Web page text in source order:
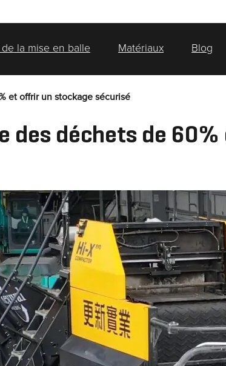
la mise en balle Matériaux Blog
et offrir un stockage sécurisé
des déchets de